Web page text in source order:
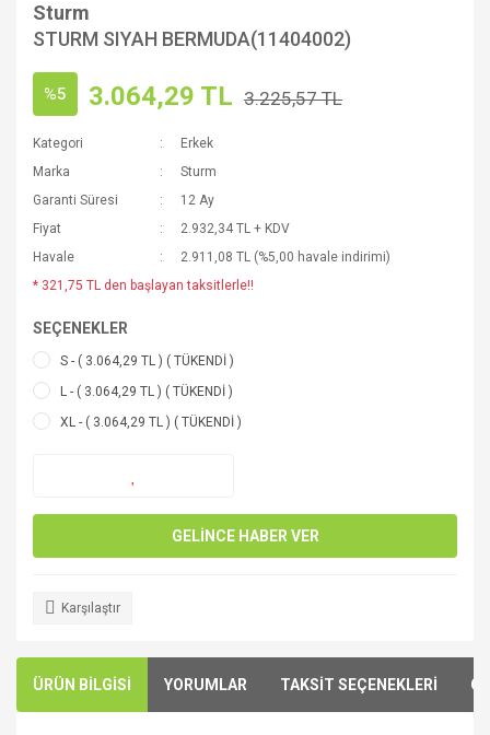
Sturm
STURM SIYAH BERMUDA(11404002)
%5 3.064,29 TL 3.225,57 TL
Kategori
Erkek
Marka
Sturm
Garanti Süresi
12 Ay
Fiyat
2.932,34 TL + KDV
Havale
2.911,08 TL (%5,00 havale indirimi)
* 321,75 TL den başlayan taksitlerle!!
SEÇENEKLER
S - ( 3.064,29 TL ) ( TÜKENDİ )
L - ( 3.064,29 TL ) ( TÜKENDİ )
XL - ( 3.064,29 TL ) ( TÜKENDİ )
GELİNCE HABER VER
Karşılaştır
ÜRÜN BİLGİSİ YORUMLAR TAKSİT SEÇENEKLERİ